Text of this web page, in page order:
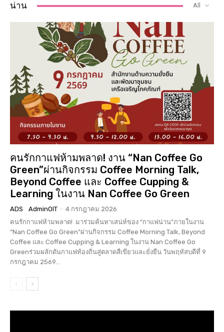
น่าน All
คนรักกาแฟห้ามพลาด! งาน “Nan Coffee Go
Green”ผ่านกิจกรรม Coffee Morning Talk,
Beyond Coffee และ Coffee Cupping &
Learning ในงาน Nan Coffee Go Green
ADS AdminOIT - 4 กรกฎาคม 2026
คนรักกาแฟห้ามพลาด! มาร่วมค้นหาเสน่ห์ของ “กาแฟน่าน”ภายในงาน
“Nan Coffee Go Green”ผ่านกิจกรรม Coffee Morning Talk, Beyond
Coffee และ Coffee Cupping & Learning ในงาน Nan Coffee Go
Greenร่วมผลักดันกาแฟท้องถิ่นสู่ตลาดสีเขียวและยั่งยืน วันพฤหัสบดีที่ 9
กรกฎาคม 2569...